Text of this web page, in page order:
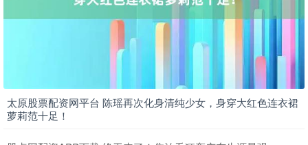
太原股票配资网平台 陈瑶再次化身清纯少女，身穿大红色连衣裙
萝莉范十足！